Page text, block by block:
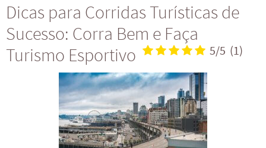
Dicas para Corridas Turísticas de
Sucesso: Corra Bem e Faça
Turismo Esportivo
5/5 (1)